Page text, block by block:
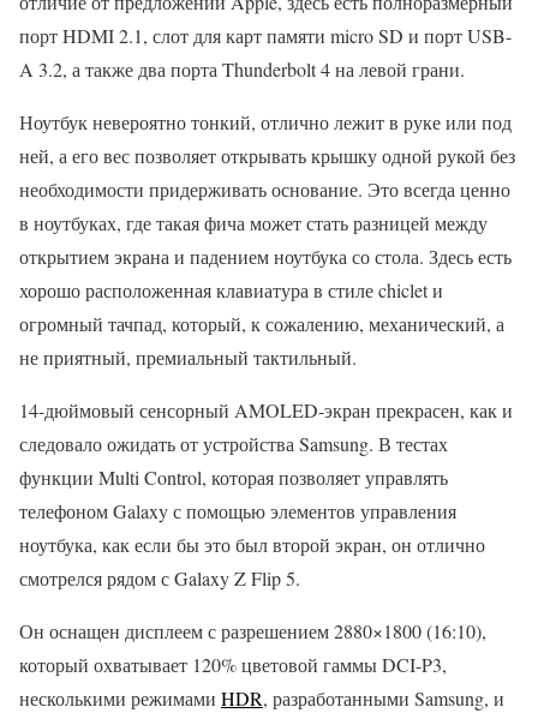
порт HDMI 2.1, слот для карт памяти micro SD и порт USB-
A 3.2, а также два порта Thunderbolt 4 на левой грани.
Ноутбук невероятно тонкий, отлично лежит в руке или под
ней, а его вес позволяет открывать крышку одной рукой без
необходимости придерживать основание. Это всегда ценно
в ноутбуках, где такая фича может стать разницей между
открытием экрана и падением ноутбука со стола. Здесь есть
хорошо расположенная клавиатура в стиле chiclet и
огромный тачпад, который, к сожалению, механический, а
не приятный, премиальный тактильный.
14-дюймовый сенсорный AMOLED-экран прекрасен, как и
следовало ожидать от устройства Samsung. В тестах
функции Multi Control, которая позволяет управлять
телефоном Galaxy с помощью элементов управления
ноутбука, как если бы это был второй экран, он отлично
смотрелся рядом с Galaxy Z Flip 5.
Он оснащен дисплеем с разрешением 2880×1800 (16:10),
который охватывает 120% цветовой гаммы DCI-P3,
несколькими режимами HDR, разработанными Samsung, и